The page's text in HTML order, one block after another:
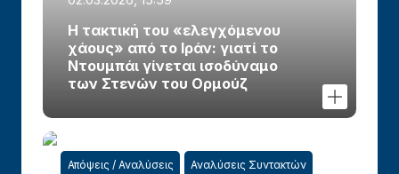
Η τακτική του «ελεγχόμενου
χάους» από το Ιράν: γιατί το
Ντουμπάι γίνεται ισοδύναμο
των Στενών του Ορμούζ
Απόψεις / Αναλύσεις Αναλύσεις Συντακτών